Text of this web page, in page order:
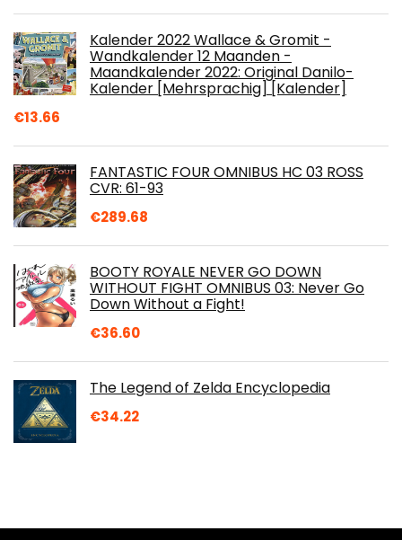
Kalender 2022 Wallace & Gromit -
Wandkalender 12 Maanden -
Maandkalender 2022: Original Danilo-
Kalender [Mehrsprachig] [Kalender]
€13.66
FANTASTIC FOUR OMNIBUS HC 03 ROSS
CVR: 61-93
€289.68
BOOTY ROYALE NEVER GO DOWN
WITHOUT FIGHT OMNIBUS 03: Never Go
Down Without a Fight!
€36.60
The Legend of Zelda Encyclopedia
€34.22